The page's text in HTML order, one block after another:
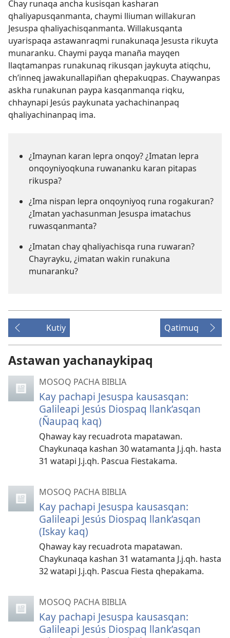
Chay runaqa ancha kusisqan kasharan
qhaliyapusqanmanta, chaymi lliuman willakuran
Jesuspa qhaliyachisqanmanta. Willakusqanta
uyarispaqa astawanraqmi runakunaqa Jesusta rikuyta
munaranku. Chaymi payqa manaña mayqen
llaqtamanpas runakunaq rikusqan jaykuyta atiqchu,
ch’inneq jawakunallapiñan qhepakuqpas. Chaywanpas
askha runakunan paypa kasqanmanqa riqku,
chhaynapi Jesús paykunata yachachinanpaq
qhaliyachinanpaq ima.
¿Imaynan karan lepra onqoy? ¿Imatan lepra
onqoyniyoqkuna ruwananku karan pitapas
rikuspa?
¿Ima nispan lepra onqoyniyoq runa rogakuran?
¿Imatan yachasunman Jesuspa imatachus
ruwasqanmanta?
¿Imatan chay qhaliyachisqa runa ruwaran?
Chayrayku, ¿imatan wakin runakuna
munaranku?
Kutiy Qatimuq
Astawan yachanaykipaq
MOSOQ PACHA BIBLIA
Kay pachapi Jesuspa kausasqan:
Galileapi Jesús Diospaq llank’asqan
(Ñaupaq kaq)
Qhaway kay recuadrota mapatawan.
Chaykunaqa kashan 30 watamanta J.j.qh. hasta
31 watapi J.j.qh. Pascua Fiestakama.
MOSOQ PACHA BIBLIA
Kay pachapi Jesuspa kausasqan:
Galileapi Jesús Diospaq llank’asqan
(Iskay kaq)
Qhaway kay recuadrota mapatawan.
Chaykunaqa kashan 31 watamanta J.j.qh. hasta
32 watapi J.j.qh. Pascua Fiesta qhepakama.
MOSOQ PACHA BIBLIA
Kay pachapi Jesuspa kausasqan:
Galileapi Jesús Diospaq llank’asqan